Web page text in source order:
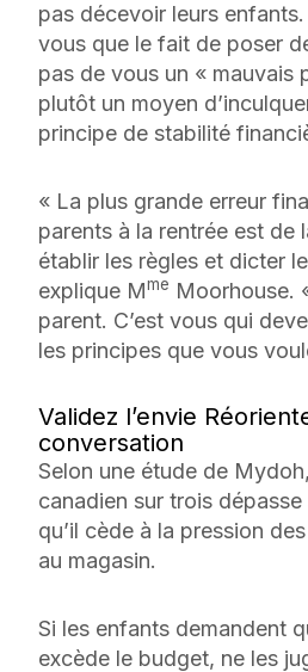
pas décevoir leurs
vous que le fait de poser
pas de vous un « mauvais
plutôt un moyen
principe de stabilité
« La plus grande erreur
parents à la rentrée est de
établir les règles et dicter
explique Mme Moorhouse.
parent. C’est vous qui
les principes que vous
Validez l’envie
conversation
Selon une étude de
canadien sur trois
qu’il cède à la pression
au magasin.
Si les enfants demandent
excède le budget, ne les